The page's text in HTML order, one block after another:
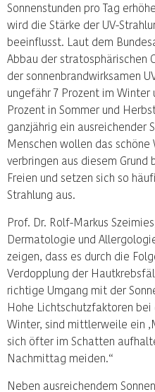
Sonnenstunden pro Tag
wird die Stärke der UV-
beeinflusst. Laut dem
Abbau der stratosphärischen
der sonnenbrandwirksamen
ungefähr 7 Prozent im Winter
Prozent in Sommer und
ganzjährig ein ausreichender
Menschen wollen das
verbringen aus diesem Grund
Freien und setzen sich so
Strahlung aus.
Prof. Dr. Rolf-Markus
Dermatologie und
zeigen, dass es durch die
Verdopplung der
richtige Umgang mit der
Hohe Lichtschutzfaktoren bei
Winter, sind mittlerweile ein
sich öfter im Schatten
Nachmittag meiden.“
Neben ausreichendem